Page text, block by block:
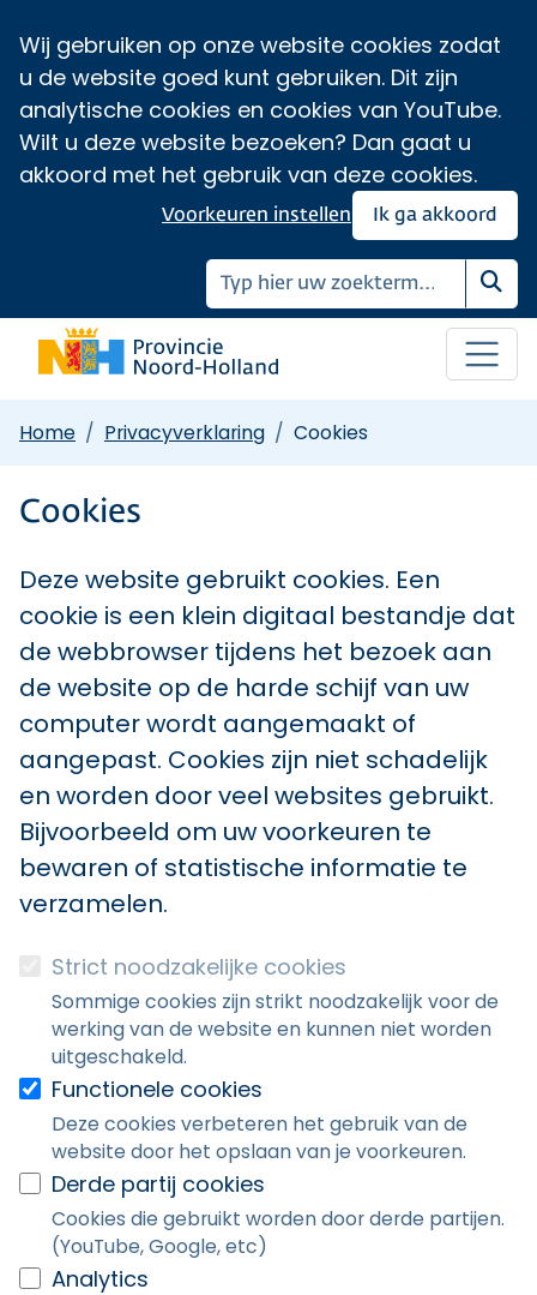
Wij gebruiken op onze website cookies zodat
u de website goed kunt gebruiken. Dit zijn
analytische cookies en cookies van YouTube.
Wilt u deze website bezoeken? Dan gaat u
akkoord met het gebruik van deze cookies.
Ik ga akkoord
Voorkeuren instellen
Home Privacyverklaring Cookies
Cookies
Deze website gebruikt cookies. Een
cookie is een klein digitaal bestandje dat
de webbrowser tijdens het bezoek aan
de website op de harde schijf van uw
computer wordt aangemaakt of
aangepast. Cookies zijn niet schadelijk
en worden door veel websites gebruikt.
Bijvoorbeeld om uw voorkeuren te
bewaren of statistische informatie te
verzamelen.
Strict noodzakelijke cookies
Sommige cookies zijn strikt noodzakelijk voor de
werking van de website en kunnen niet worden
uitgeschakeld.
Functionele cookies
Deze cookies verbeteren het gebruik van de
website door het opslaan van je voorkeuren.
Derde partij cookies
Cookies die gebruikt worden door derde partijen.
(YouTube, Google, etc)
Analytics